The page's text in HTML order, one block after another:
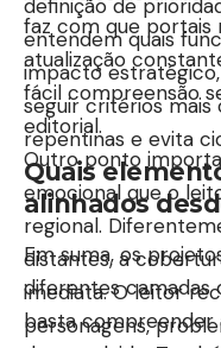
faz com que portais
atualização
fácil compreensão
editorial.
Outro ponto
emocional que o
regional.
distantes, a
imediata. O leitor
personagens,
definição de
entendem quais
impacto
seguir critérios mais
repentinas e evita
Quais
alinhados
Em suma, os
diferentes camadas
basta compreender